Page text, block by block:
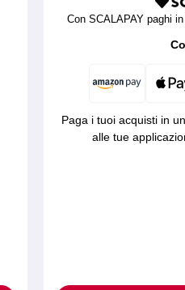
Con SCALAPAY paghi
Paga i tuoi acquisti in
alle tue